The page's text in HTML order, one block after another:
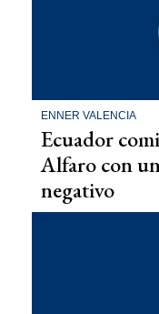
ENNER VALENCIA
Ecuador
Alfaro con
negativo